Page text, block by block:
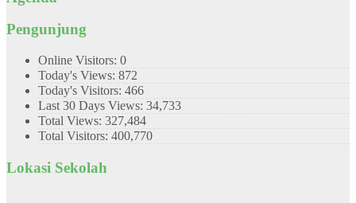
Pengunjung
Online Visitors: 0
Today's Views: 872
Today's Visitors: 466
Last 30 Days Views: 34,733
Total Views: 327,484
Total Visitors: 400,770
Lokasi Sekolah